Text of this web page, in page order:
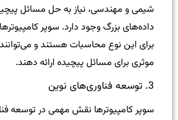
شیمی و مهندسی، نیاز به حل مسائل
داده‌های بزرگ وجود دارد. سوپر
برای این نوع محاسبات هستند و
موثری برای مسائل پیچیده ارائه دهند.
3. توسعه فناوری‌های نوین
سوپر کامپیوترها نقش مهمی در توسعه